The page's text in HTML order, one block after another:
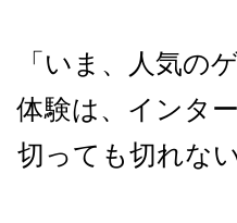
「いま、人気の
体験は、インタ
切っても切れな